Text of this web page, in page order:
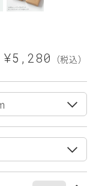
¥5,280 （税込）